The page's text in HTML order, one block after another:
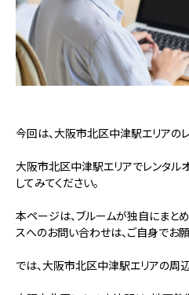
今回は、大阪市北区中津駅エリアの
大阪市北区中津駅エリアでレンタル
してみてください。
本ページは、ブルームが独自にまと
スへのお問い合わせは、ご自身でお願
では、大阪市北区中津駅エリアの周